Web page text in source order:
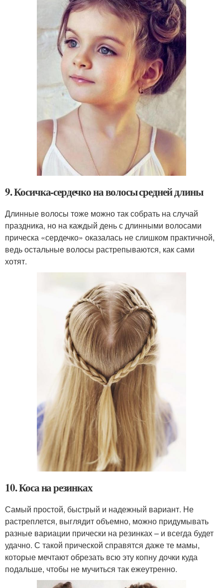
9. Косичка-сердечко на волосы средней длины
Длинные волосы тоже можно так собрать на случай
праздника, но на каждый день с длинными волосами
прическа «сердечко» оказалась не слишком практичной,
ведь остальные волосы растрепываются, как сами
хотят.
10. Коса на резинках
Самый простой, быстрый и надежный вариант. Не
растреплется, выглядит объемно, можно придумывать
разные вариации прически на резинках – и всегда будет
удачно. С такой прической справятся даже те мамы,
которые мечтают обрезать всю эту копну дочки куда
подальше, чтобы не мучиться так ежеутренно.